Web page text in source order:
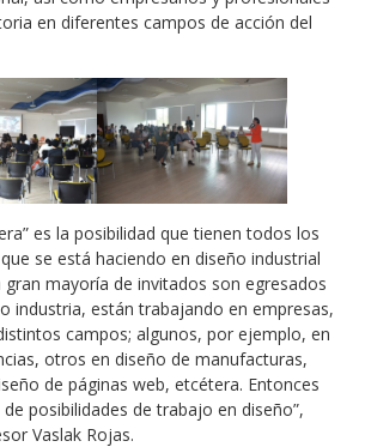
en diferentes campos de acción del
es la posibilidad que tienen todos los
se está haciendo en diseño industrial
mayoría de invitados son egresados
industria, están trabajando en empresas,
campos; algunos, por ejemplo, en
otros en diseño de manufacturas,
de páginas web, etcétera. Entonces
posibilidades de trabajo en diseño”,
Vaslak Rojas.